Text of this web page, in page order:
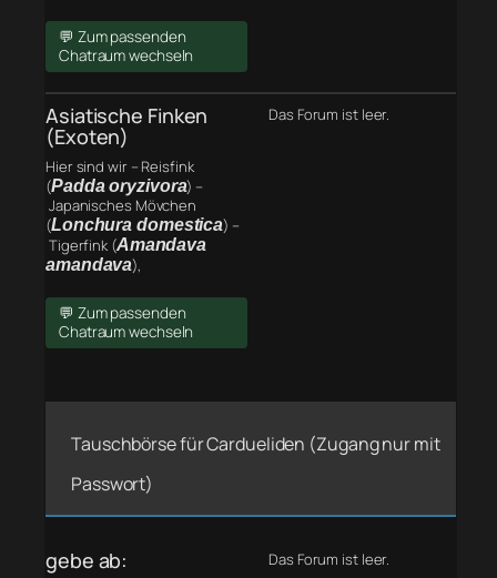
💬 Zum passenden
Chatraum wechseln
Asiatische Finken
(Exoten)
Hier sind wir – Reisfink
(Padda oryzivora) –
Japanisches Mövchen
(Lonchura domestica) –
Tigerfink (Amandava
amandava),
💬 Zum passenden
Chatraum wechseln
Das Forum ist leer.
Tauschbörse für Cardueliden (Zugang nur mit
Passwort)
gebe ab: Das Forum ist leer.